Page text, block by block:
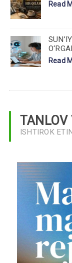
Read
Read
TANLOV
ISHTIROK